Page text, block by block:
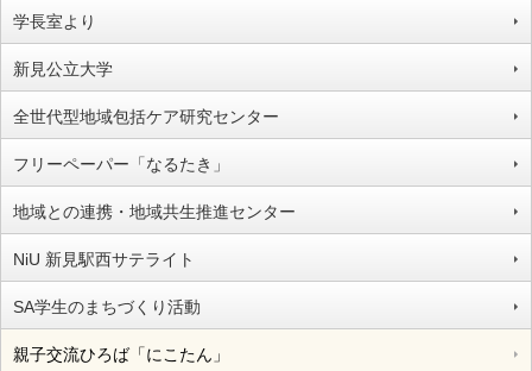
学長室より
新見公立大学
全世代型地域包括ケア研究センター
フリーペーパー「なるたき」
地域との連携・地域共生推進センター
NiU 新見駅西サテライト
SA学生のまちづくり活動
親子交流ひろば「にこたん」